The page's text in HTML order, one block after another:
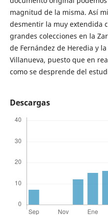
magnitud de la misma. Así
desmentir la muy extendida
grandes colecciones en la
de Fernández de Heredia y
Villanueva, puesto que en
como se desprende del
Descargas